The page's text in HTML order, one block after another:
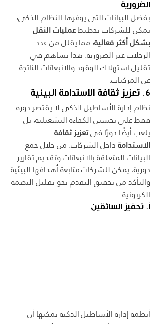
الضرورية
بفضل البيانات التي يوفرها النظام الذكي،
يمكن للشركات تخطيط عمليات النقل
بشكل أكثر فعالية، مما يقلل من عدد
الرحلات غير الضرورية. هذا يساهم في
تقليل استهلاك الوقود والانبعاثات الناتجة
عن المركبات.
6. تعزيز ثقافة الاستدامة البيئية
نظام إدارة الأساطيل الذكي لا يقتصر دوره
فقط على تحسين الكفاءة التشغيلية، بل
يلعب أيضًا دورًا في تعزيز ثقافة
الاستدامة داخل الشركات. من خلال جمع
البيانات المتعلقة بالانبعاثات وتقديم تقارير
دورية، يمكن للشركات متابعة أهدافها البيئية
والتأكد من تحقيق التقدم نحو تقليل البصمة
الكربونية.
أ. تحفيز السائقين
أنظمة إدارة الأساطيل الذكية يمكنها أن